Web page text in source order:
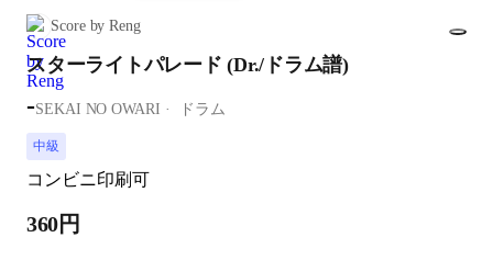
Score by Reng
スターライトパレード (Dr./ドラム譜)
-SEKAI NO OWARI ドラム
中級
コンビニ印刷可
360円